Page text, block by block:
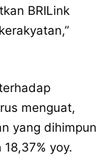
BRILink
menguat,
yang dihimpun
yoy.